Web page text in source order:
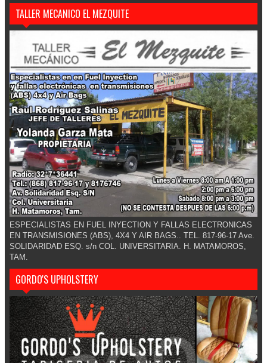
TALLER MECANICO EL MEZQUITE
ESPECIALISTAS EN FUEL INYECTION Y FALLAS ELECTRONICAS
EN TRANSMISIONES (ABS), 4X4 Y AIR BAGS.. TEL. 817-96-17 Ave.
SOLIDARIDAD ESQ. s/n COL. UNIVERSITARIA. H. MATAMOROS,
TAM.
GORDO'S UPHOLSTERY